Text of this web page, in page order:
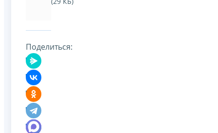
Поделиться: